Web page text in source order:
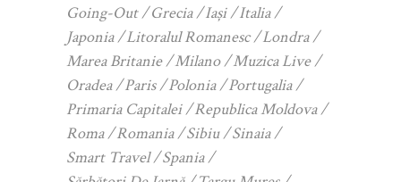
Going-Out
Grecia Iași
Italia
Japonia
Litoralul Romanesc
Londra
Marea Britanie
Milano
Muzica Live
Oradea
Paris Polonia
Portugalia
Primaria Capitalei
Republica Moldova
Roma
Romania Sibiu
Sinaia
Smart Travel
Spania